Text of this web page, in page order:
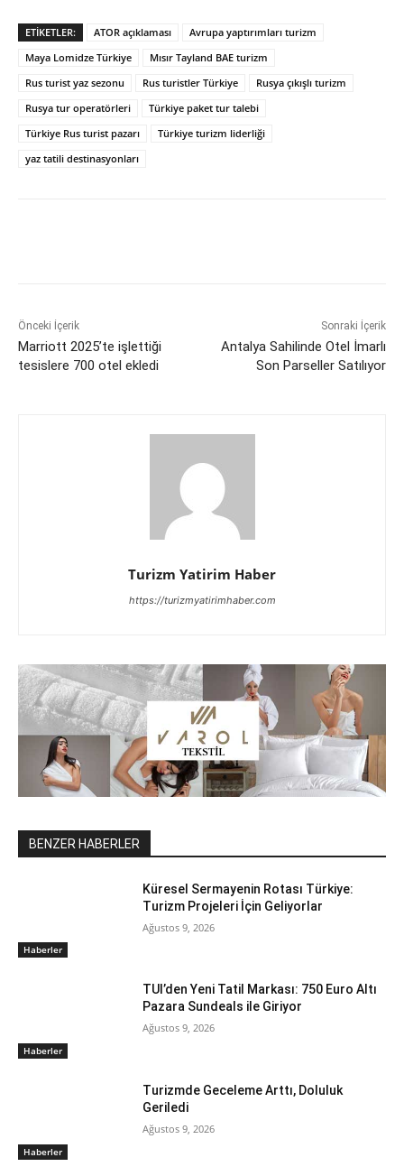
ETIKETLER: ATOR açıklaması
Avrupa yaptırımları turizm
Maya Lomidze Türkiye
Mısır Tayland BAE turizm
Rus turist yaz sezonu
Rus turistler Türkiye
Rusya çıkışlı turizm
Rusya tur operatörleri
Türkiye paket tur talebi
Türkiye Rus turist pazarı
Türkiye turizm liderliği
yaz tatili destinasyonları
Önceki İçerik
Marriott 2025’te işlettiği
tesislere 700 otel ekledi
Sonraki İçerik
Antalya Sahilinde Otel İmarlı
Son Parseller Satılıyor
Turizm Yatirim Haber
https://turizmyatirimhaber.com
BENZER HABERLER
Haberler
Küresel Sermayenin Rotası Türkiye:
Turizm Projeleri İçin Geliyorlar
Ağustos 9, 2026
Haberler
TUI’den Yeni Tatil Markası: 750 Euro Altı
Pazara Sundeals ile Giriyor
Ağustos 9, 2026
Haberler
Turizmde Geceleme Arttı, Doluluk
Geriledi
Ağustos 9, 2026